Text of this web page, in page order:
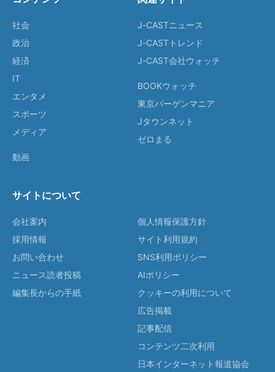
社会
政治
経済
IT
エンタメ
スポーツ
メディア
動画
J-CASTニュース
J-CASTトレンド
J-CAST会社ウォッチ
BOOKウォッチ
東京バーゲンマニア
Jタウンネット
ゼロまる
サイトについて
会社案内
採用情報
お問い合わせ
ニュース読者投稿
編集長からの手紙
個人情報保護方針
サイト利用規約
SNS利用ポリシー
AIポリシー
クッキーの利用について
広告掲載
記事配信
コンテンツ二次利用
日本インターネット報道協会